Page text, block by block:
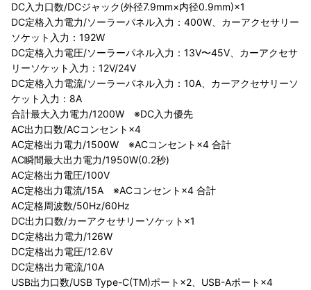
DC入力口数/DCジャック(外径7.9mm×内径0.9mm)×1
DC定格入力電力/ソーラーパネル入力：400W、カーアクセサリー
ソケット入力：192W
DC定格入力電圧/ソーラーパネル入力：13V〜45V、カーアクセサ
リーソケット入力：12V/24V
DC定格入力電流/ソーラーパネル入力：10A、カーアクセサリーソ
ケット入力：8A
合計最大入力電力/1200W ※DC入力優先
AC出力口数/ACコンセント×4
AC定格出力電力/1500W ※ACコンセント×4 合計
AC瞬間最大出力電力/1950W(0.2秒)
AC定格出力電圧/100V
AC定格出力電流/15A ※ACコンセント×4 合計
AC定格周波数/50Hz/60Hz
DC出力口数/カーアクセサリーソケット×1
DC定格出力電力/126W
DC定格出力電圧/12.6V
DC定格出力電流/10A
USB出力口数/USB Type-C(TM)ポート×2、USB-Aポート×4